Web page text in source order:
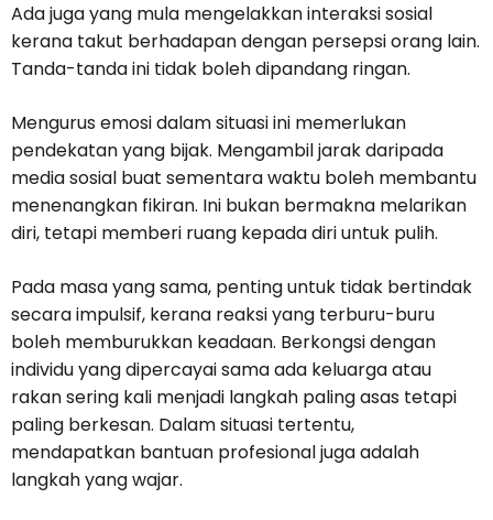
Ada juga yang mula mengelakkan interaksi sosial
kerana takut berhadapan dengan persepsi orang lain.
Tanda-tanda ini tidak boleh dipandang ringan.
Mengurus emosi dalam situasi ini memerlukan
pendekatan yang bijak. Mengambil jarak daripada
media sosial buat sementara waktu boleh membantu
menenangkan fikiran. Ini bukan bermakna melarikan
diri, tetapi memberi ruang kepada diri untuk pulih.
Pada masa yang sama, penting untuk tidak bertindak
secara impulsif, kerana reaksi yang terburu-buru
boleh memburukkan keadaan. Berkongsi dengan
individu yang dipercayai sama ada keluarga atau
rakan sering kali menjadi langkah paling asas tetapi
paling berkesan. Dalam situasi tertentu,
mendapatkan bantuan profesional juga adalah
langkah yang wajar.